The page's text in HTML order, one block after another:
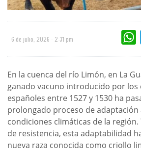
6 de julio, 2026 - 2:31 pm
En la cuenca del río Limón, en La
ganado vacuno introducido por
españoles entre 1527 y 1530 ha
prolongado proceso de adaptación
condiciones climáticas de la región.
de resistencia, esta adaptabilidad
nueva raza conocida como criollo